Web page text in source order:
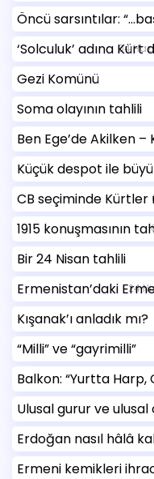
Öncü sarsıntılar:
‘Solculuk’ adına Kürt
04
Gezi Komünü
Soma olayının tahlili
Ben Ege’de Akilken –
Küçük despot ile
CB seçiminde
1915 konuşmasının
Bir 24 Nisan tahlili
Ermenistan’daki 24
Kışanak’ı anladık mı?
“Milli” ve “gayrimilli”
Balkon: “Yurtta Harp,
Ulusal gurur ve ulusal
Erdoğan nasıl hâlâ
Ermeni kemikleri